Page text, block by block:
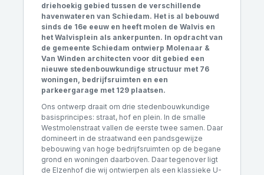
driehoekig gebied tussen de verschillende
havenwateren van Schiedam. Het is al bebouwd
sinds de 16e eeuw en heeft molen de Walvis en
het Walvisplein als ankerpunten. In opdracht van
de gemeente Schiedam ontwierp Molenaar &
Van Winden architecten voor dit gebied een
nieuwe stedenbouwkundige structuur met 76
woningen, bedrijfsruimten en een
parkeergarage met 129 plaatsen.
Ons ontwerp draait om drie stedenbouwkundige
basisprincipes: straat, hof en plein. In de smalle
Westmolenstraat vallen de eerste twee samen. Daar
domineert in de straatwand een pandsgewijze
bebouwing van hoge bedrijfsruimten op de begane
grond en woningen daarboven. Daar tegenover ligt
de Elzenhof die wij ontwierpen als een klassieke U-